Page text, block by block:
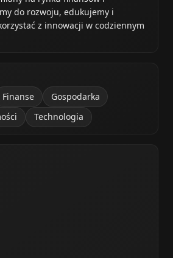
do rozwoju, edukujemy i
z innowacji w codziennym
Finanse
Gospodarka
Technologia